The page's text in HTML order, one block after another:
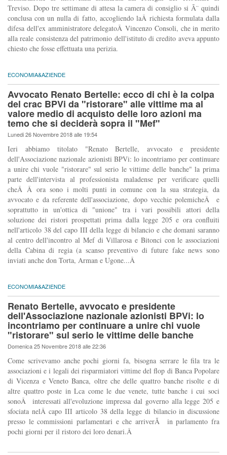
Treviso. Dopo tre settimane di attesa la camera di consiglio si Ã¨ quindi
conclusa con un nulla di fatto, accogliendo laÂ richiesta formulata dalla
difesa dell'ex amministratore delegatoÂ Vincenzo Consoli, che in merito
alla reale consistenza del patrimonio dell'istituto di credito aveva appunto
chiesto che fosse effettuata una perizia.
ECONOMIA&AZIENDE
Avvocato Renato Bertelle: ecco di chi è la colpa
del crac BPVi da "ristorare" alle vittime ma al
valore medio di acquisto delle loro azioni ma
temo che si deciderà sopra il "Mef"
Lunedi 26 Novembre 2018 alle 19:54
Ieri abbiamo titolato "Renato Bertelle, avvocato e presidente
dell'Associazione nazionale azionisti BPVi: lo incontriamo per continuare
a unire chi vuole "ristorare" sul serio le vittime delle banche" la prima
parte dell'intervista al professionista maladense per verificare quelli
cheÂ Â ora sono i molti punti in comune con la sua strategia, da
avvocato e da referente dell'associazione, dopo vecchie polemicheÂ e
soprattutto in un'ottica di "unione" tra i vari possibili attori della
soluzione dei ristori prospettati prima dalla legge 205 e ora confluiti
nell'articolo 38 del capo III della legge di bilancio e che domani saranno
al centro dell'incontro al Mef di Villarosa e Bitonci con le associazioni
della Cabina di regia (a scanso preventivo di future fake news sono
inviati anche don Torta, Arman e Ugone...Â
ECONOMIA&AZIENDE
Renato Bertelle, avvocato e presidente
dell'Associazione nazionale azionisti BPVi: lo
incontriamo per continuare a unire chi vuole
"ristorare" sul serio le vittime delle banche
Domenica 25 Novembre 2018 alle 22:36
Come scrivevamo anche pochi giorni fa, bisogna serrare le fila tra le
associazioni e i legali dei risparmiatori vittime del flop di Banca Popolare
di Vicenza e Veneto Banca, oltre che delle quattro banche risolte e di
altre quattro poste in Lca come le due venete, tutte banche i cui soci
sonoÂ interessati all'evoluzione impressa dal governo alla legge 205 e
sfociata nelÂ capo III articolo 38 della legge di bilancio in discussione
presso le commissioni parlamentari e che arriverÃ in parlamento fra
pochi giorni per il ristoro dei loro denari.Â